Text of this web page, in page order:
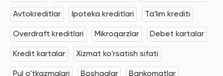
Avtokreditlar Ipoteka kreditlari Ta'lim krediti
Overdraft kreditlari Mikroqarzlar Debet kartalar
Kredit kartalar Xizmat ko'rsatish sifati
Pul o'tkazmalari Boshqalar Bankomatlar